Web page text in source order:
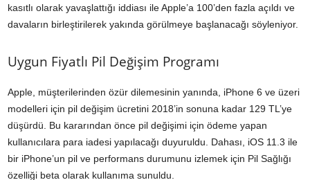
kasıtlı olarak yavaşlattığı iddiası ile Apple’a 100’den fazla açıldı ve
davaların birleştirilerek yakında görülmeye başlanacağı söyleniyor.
Uygun Fiyatlı Pil Değişim Programı
Apple, müşterilerinden özür dilemesinin yanında, iPhone 6 ve üzeri
modelleri için pil değişim ücretini 2018’in sonuna kadar 129 TL’ye
düşürdü. Bu kararından önce pil değişimi için ödeme yapan
kullanıcılara para iadesi yapılacağı duyuruldu. Dahası, iOS 11.3 ile
bir iPhone’un pil ve performans durumunu izlemek için Pil Sağlığı
özelliği beta olarak kullanıma sunuldu.